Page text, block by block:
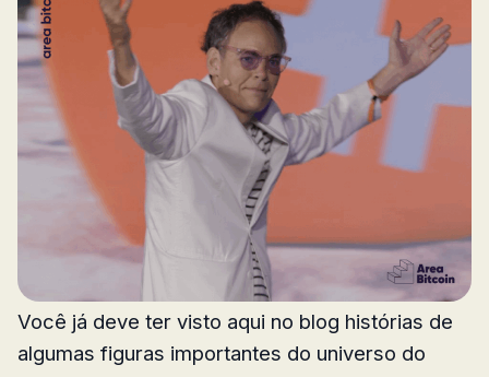
Você já deve ter visto aqui no blog histórias de
algumas figuras importantes do universo do